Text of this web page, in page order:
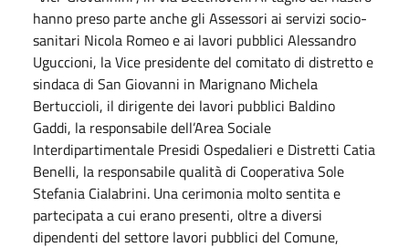
hanno preso parte anche gli Assessori ai servizi socio-
sanitari Nicola Romeo e ai lavori pubblici Alessandro
Uguccioni, la Vice presidente del comitato di distretto e
sindaca di San Giovanni in Marignano Michela
Bertuccioli, il dirigente dei lavori pubblici Baldino
Gaddi, la responsabile dell’Area Sociale
Interdipartimentale Presidi Ospedalieri e Distretti Catia
Benelli, la responsabile qualità di Cooperativa Sole
Stefania Cialabrini. Una cerimonia molto sentita e
partecipata a cui erano presenti, oltre a diversi
dipendenti del settore lavori pubblici del Comune,